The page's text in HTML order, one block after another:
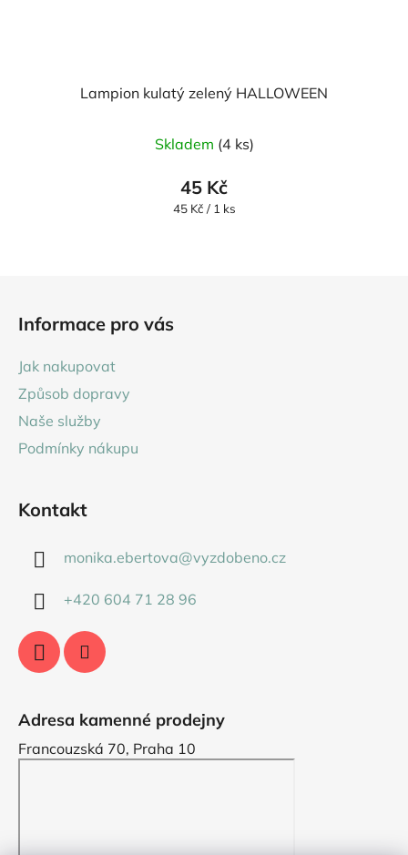
Lampion kulatý zelený HALLOWEEN
Skladem (4 ks)
45 Kč
Měrná
45 Kč / 1 ks
Informace pro vás
Jak nakupovat
Způsob dopravy
Naše služby
Podmínky nákupu
Kontakt
monika.ebertova@vyzdobeno.cz
+420 604 71 28 96
Adresa kamenné prodejny
Francouzská 70, Praha 10